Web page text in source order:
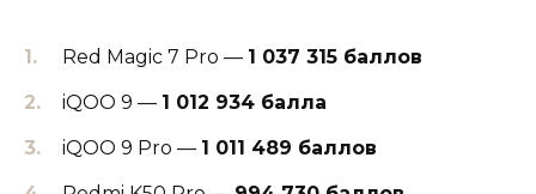
Red Magic 7 Pro — 1 037 315 баллов
iQOO 9 — 1 012 934 балла
iQOO 9 Pro — 1 011 489 баллов